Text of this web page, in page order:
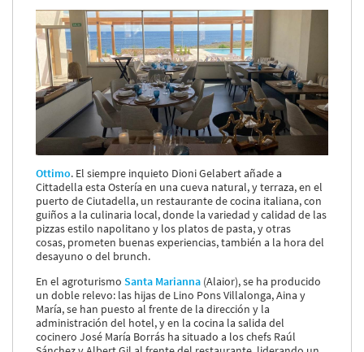
Ottimo. El siempre inquieto Dioni Gelabert añade a
Cittadella esta Ostería en una cueva natural, y terraza, en el
puerto de Ciutadella, un restaurante de cocina italiana, con
guiños a la culinaria local, donde la variedad y calidad de las
pizzas estilo napolitano y los platos de pasta, y otras
cosas, prometen buenas experiencias, también a la hora del
desayuno o del brunch.
En el agroturismoSanta Marianna (Alaior), se ha producido
un doble relevo: las hijas de Lino Pons Villalonga, Aina y
María, se han puesto al frente de la dirección y la
administración del hotel, y en la cocina la salida del
cocinero José María Borrás ha situado a los chefs Raúl